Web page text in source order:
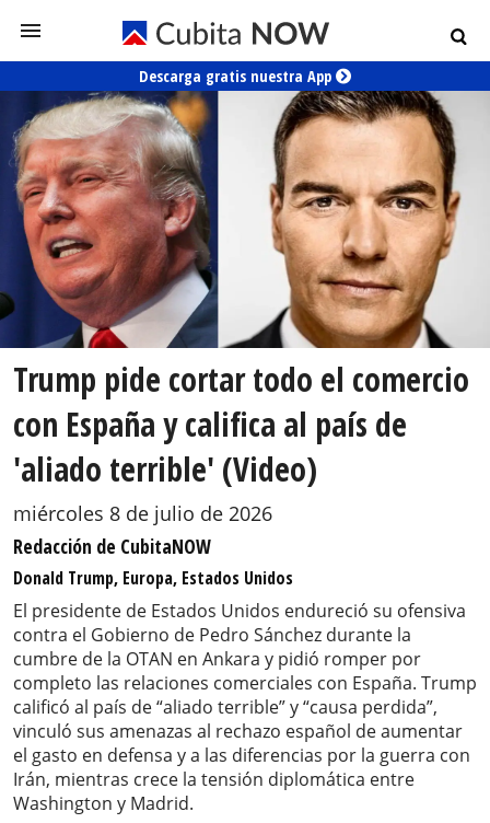
Descarga gratis nuestra App
Trump pide cortar todo el comercio
con España y califica al país de
'aliado terrible' (Video)
miércoles 8 de julio de 2026
Redacción de CubitaNOW
Donald Trump, Europa, Estados Unidos
El presidente de Estados Unidos endureció su ofensiva
contra el Gobierno de Pedro Sánchez durante la
cumbre de la OTAN en Ankara y pidió romper por
completo las relaciones comerciales con España. Trump
calificó al país de “aliado terrible” y “causa perdida”,
vinculó sus amenazas al rechazo español de aumentar
el gasto en defensa y a las diferencias por la guerra con
Irán, mientras crece la tensión diplomática entre
Washington y Madrid.